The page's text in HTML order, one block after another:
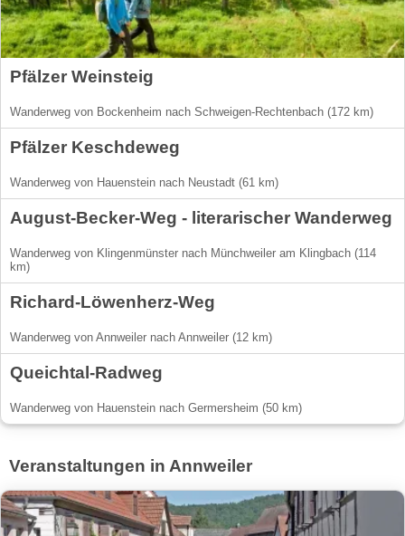
Pfälzer Weinsteig
Wanderweg von Bockenheim nach Schweigen-Rechtenbach (172 km)
Pfälzer Keschdeweg
Wanderweg von Hauenstein nach Neustadt (61 km)
August-Becker-Weg - literarischer Wanderweg
Wanderweg von Klingenmünster nach Münchweiler am Klingbach (114
km)
Richard-Löwenherz-Weg
Wanderweg von Annweiler nach Annweiler (12 km)
Queichtal-Radweg
Wanderweg von Hauenstein nach Germersheim (50 km)
Veranstaltungen in Annweiler